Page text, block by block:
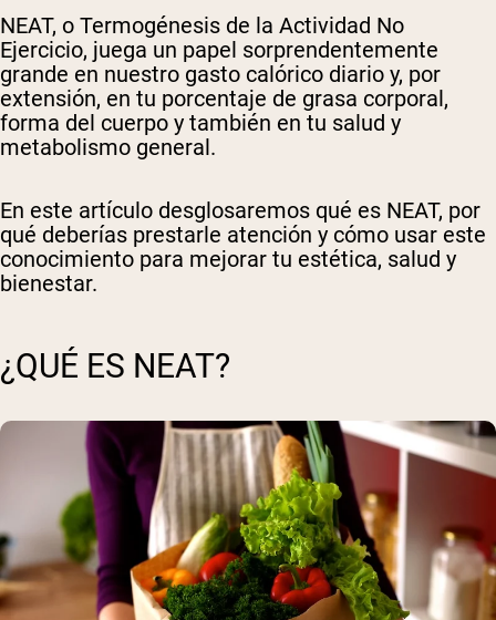
NEAT, o Termogénesis de la Actividad No
Ejercicio, juega un papel sorprendentemente
grande en nuestro gasto calórico diario y, por
extensión, en tu porcentaje de grasa corporal,
forma del cuerpo y también en tu salud y
metabolismo general.
En este artículo desglosaremos qué es NEAT, por
qué deberías prestarle atención y cómo usar este
conocimiento para mejorar tu estética, salud y
bienestar.
¿QUÉ ES NEAT?